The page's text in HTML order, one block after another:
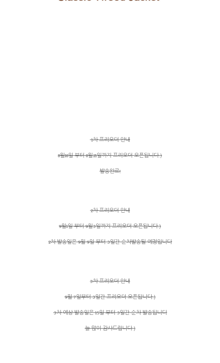
1차 프리오더 안내
8월18일 부터 8월21일까지 프리오더 오픈됩니다:)
발송완료!
2차 프리오더 안내
9월1일 부터 9월3일까지 프리오더 오픈됩니다:)
2차 발송일은 9월 9일 부터 3일간 순차발송될 예정입니다
3차 프리오더 안내
9월 7일부터 3일간 프리오더 오픈됩니다:)
3차 예상 발송일은 15일 부터 3일간 순차 발송됩니다
늘 많이 감사드립니다:)